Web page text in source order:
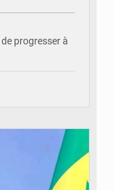
progresser à